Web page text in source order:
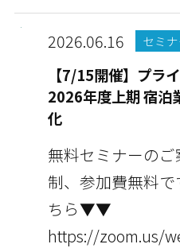
てい
2026.06.16
セミ
【7/15開催】プ
2026年度上期 宿泊
化
無料セミナーの
制、参加費無料です。 ▼▼ウェビナー参加申し
ちら▼▼
https://zoom.us/